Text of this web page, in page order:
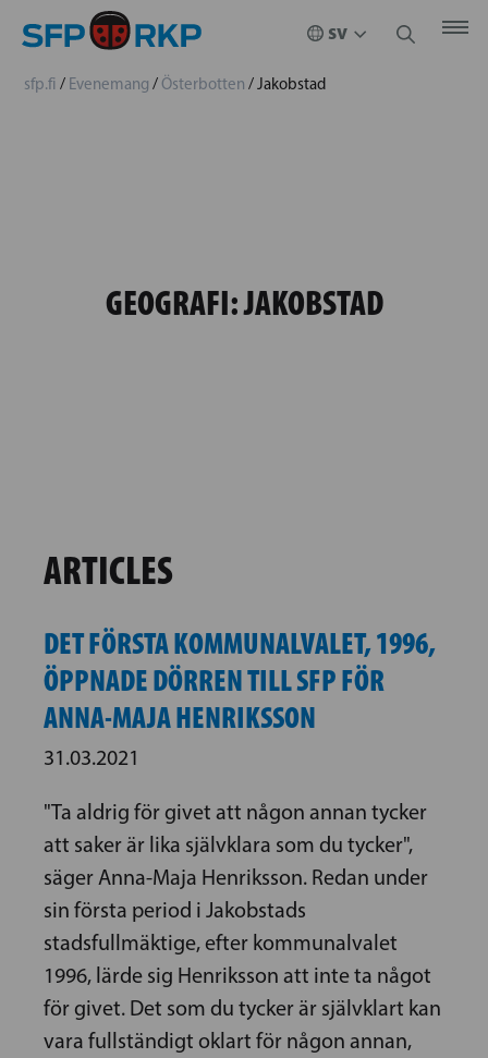
sfp.fi / Evenemang /Österbotten /Jakobstad
GEOGRAFI:JAKOBSTAD
ARTICLES
DET FÖRSTA KOMMUNALVALET, 1996,
ÖPPNADE DÖRREN TILL SFP FÖR
ANNA-MAJA HENRIKSSON
31.03.2021
"Ta aldrig för givet att någon annan tycker
att saker är lika självklara som du tycker",
säger Anna-Maja Henriksson. Redan under
sin första period i Jakobstads
stadsfullmäktige, efter kommunalvalet
1996, lärde sig Henriksson att inte ta något
för givet. Det som du tycker är självklart kan
vara fullständigt oklart för någon annan,